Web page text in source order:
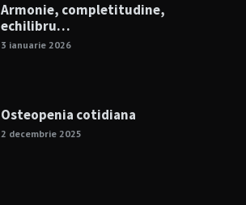
Armonie, completitudine,
echilibru…
3 ianuarie 2026
Osteopenia cotidiana
2 decembrie 2025